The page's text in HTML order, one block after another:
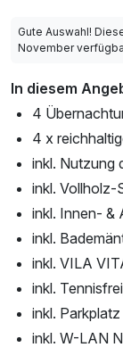
Gute Auswahl!
November
In diesem
4
4 x
inkl. Nutzung
inkl. Vollholz-
inkl. Innen- &
inkl.
inkl. VILA
inkl.
inkl.
inkl. W-LAN